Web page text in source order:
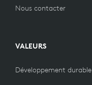
Nous contacter
VALEURS
Développement durable